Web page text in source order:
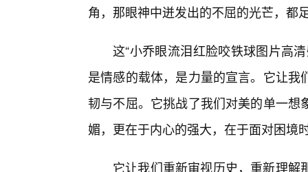
角，那眼神中迸发出的不屈的光芒，都
这“小乔眼流泪红脸咬铁球图片高
是情感的载体，是力量的宣言。它让
韧与不屈。它挑战了我们对美的单一
媚，更在于内心的强大，在于面对困境
它让我们重新审视历史，重新理